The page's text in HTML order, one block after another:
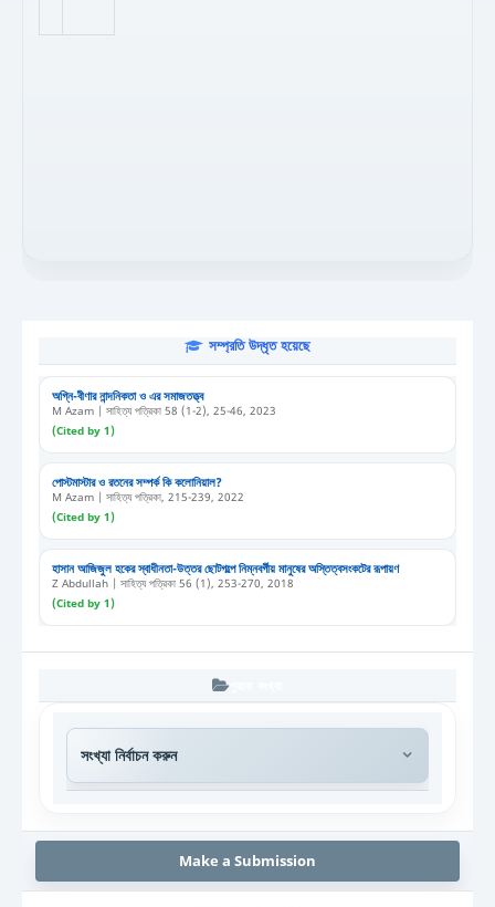
সম্প্রতি উদ্ধৃত হয়েছে
অগ্নি-বীণার নান্দনিকতা ও এর সমাজতত্ত্ব
M Azam | সাহিত্য পত্রিকা 58 (1-2), 25-46, 2023
(Cited by 1)
পোস্টমাস্টার ও রতনের সম্পর্ক কি কলোনিয়াল?
M Azam | সাহিত্য পত্রিকা, 215-239, 2022
(Cited by 1)
হাসান আজিজুল হকের স্বাধীনতা-উত্তর ছোটগল্পে নিম্নবর্গীয় মানুষের অস্তিত্বসংকটের রূপায়ণ
Z Abdullah | সাহিত্য পত্রিকা 56 (1), 253-270, 2018
(Cited by 1)
Make a Submission